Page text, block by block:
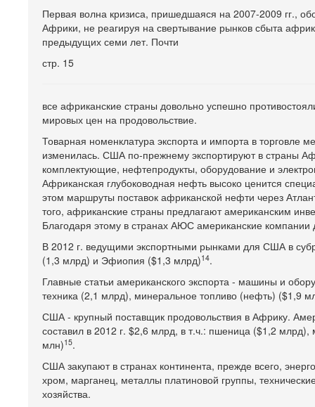
Первая волна кризиса, пришедшаяся на 2007-2009 гг.,
Африки, не реагируя на свертывание рынков сбыта
предыдущих семи лет. Почти
стр. 15
все африканские страны довольно успешно
мировых цен на продовольствие.
Товарная номенклатура экспорта и импорта в торговле
изменилась. США по-прежнему экспортируют в страны
комплектующие, нефтепродукты, оборудование и
Африканская глубоководная нефть высоко ценится
этом маршруты поставок африканской нефти через
того, африканские страны предлагают американским
Благодаря этому в странах АЮС американские компании
В 2012 г. ведущими экспортными рынками для США в
(1,3 млрд) и Эфиопия ($1,3 млрд)14.
Главные статьи американского экспорта - машины и
техника (2,1 млрд), минеральное топливо (нефть) ($1,9
США - крупный поставщик продовольствия в Африку.
составил в 2012 г. $2,6 млрд, в т.ч.: пшеница ($1,2
млн)15.
США закупают в странах континента, прежде всего,
хром, марганец, металлы платиновой группы,
хозяйства.